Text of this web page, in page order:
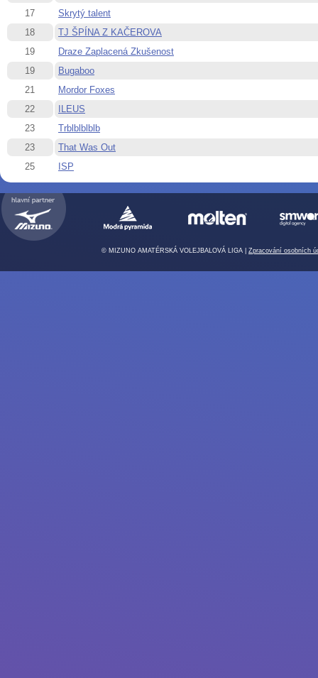
17
Skrytý talent
18
TJ ŠPÍNA Z KAČEROVA
19
Draze Zaplacená Zkušenost
19
Bugaboo
21
Mordor Foxes
22
ILEUS
23
Trblblblblb
23
That Was Out
25
ISP
© MIZUNO AMATÉRSKÁ VOLEJBALOVÁ LIGA | Zpracování osobních